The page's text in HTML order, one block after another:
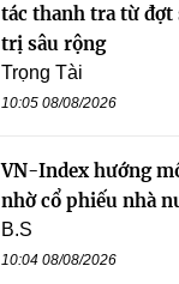
tác thanh tra từ
trị sâu rộng
Trọng Tài
10:05 08/08/2026
VN-Index hướng
nhờ cổ phiếu nhà
B.S
10:04 08/08/2026